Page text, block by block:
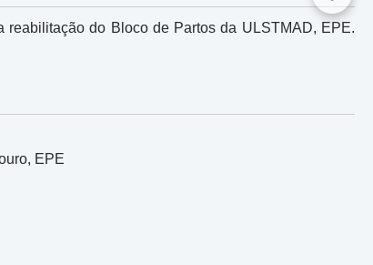
do Bloco de Partos da ULSTMAD, EPE.
EPE